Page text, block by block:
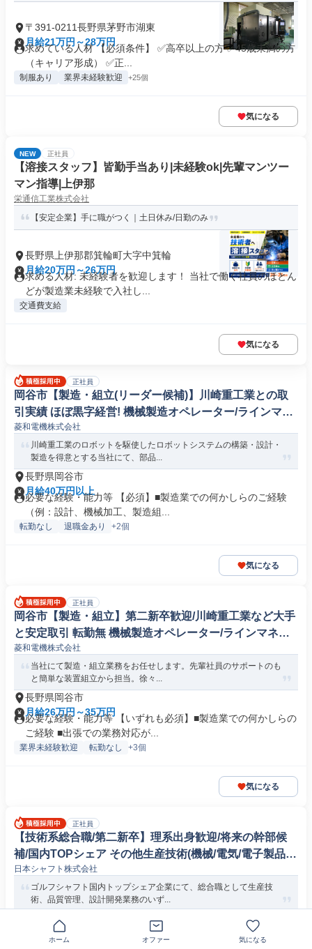
〒391-0211長野県茅野市湖東
月給21万円～28万円
求めている人材 【必須条件】 ✅高卒以上の方 ✅45歳未満の方
（キャリア形成） ✅正...
制服あり 業界未経験歓迎 +25個
気になる
NEW 正社員
【溶接スタッフ】皆勤手当あり|未経験ok|先輩マンツー
マン指導|上伊那
栄通信工業株式会社
【安定企業】手に職がつく｜土日休み/日勤のみ
長野県上伊那郡箕輪町大字中箕輪
月給20万円～26万円
求める人材: 未経験者を歓迎します！ 当社で働く社員のほとん
どが製造業未経験で入社し...
交通費支給
気になる
正社員
岡谷市【製造・組立(リーダー候補)】川崎重工業との取
引実績 ほぼ黒字経営! 機械製造オペレーター/ラインマネ
ージャー
菱和電機株式会社
川崎重工業のロボットを駆使したロボットシステムの構築・設計・
製造を得意とする当社にて、部品...
長野県岡谷市
月給40万円以上
必要な経験・能力等 【必須】■製造業での何かしらのご経験
（例：設計、機械加工、製造組...
転勤なし 退職金あり +2個
気になる
正社員
岡谷市【製造・組立】第二新卒歓迎/川崎重工業など大手
と安定取引 転勤無 機械製造オペレーター/ラインマネー
ジャー
菱和電機株式会社
当社にて製造・組立業務をお任せします。先輩社員のサポートのも
と簡単な装置組立から担当。徐々...
長野県岡谷市
月給26万円～35万円
必要な経験・能力等 【いずれも必須】■製造業での何かしらの
ご経験 ■出張での業務対応が...
業界未経験歓迎 転勤なし +3個
気になる
正社員
【技術系総合職/第二新卒】理系出身歓迎/将来の幹部候
補/国内TOPシェア その他生産技術(機械/電気/電子製品専
門職)
日本シャフト株式会社
ゴルフシャフト国内トップシェア企業にて、総合職として生産技
術、品質管理、設計開発業務のいず...
長野県駒ヶ根市
月給25万6600円以上
必要な経験・能力等 ★第二新卒/未経験歓迎 ★社宅制度がござ
ホーム オファー 気になる